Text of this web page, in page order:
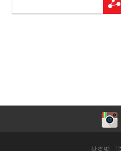
상호명 . (